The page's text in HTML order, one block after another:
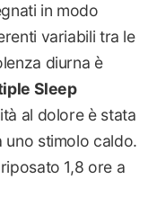
in modo
variabili tra le
diurna è
Sleep
al dolore è stata
uno stimolo caldo.
1,8 ore a